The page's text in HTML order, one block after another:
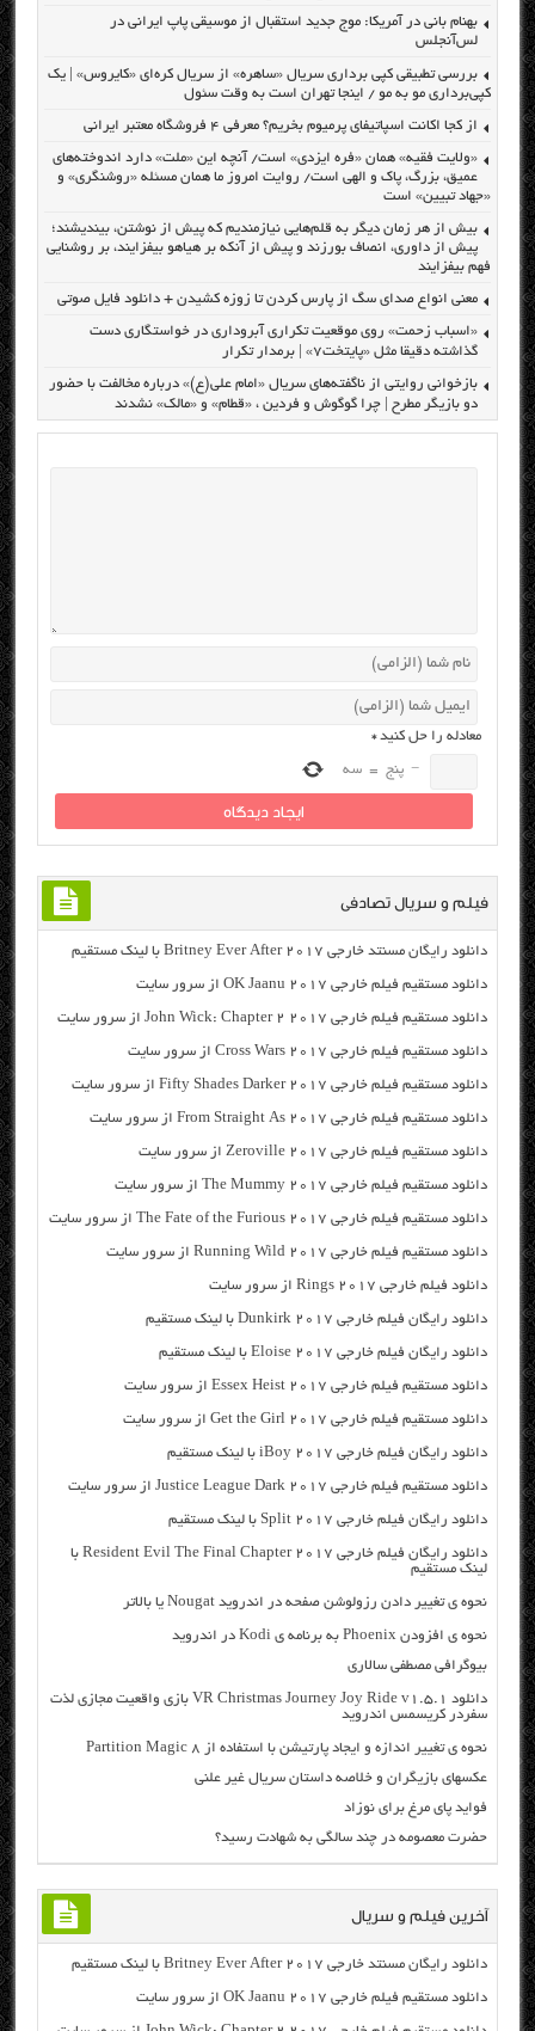
بهنام بانی در آمریکا: موج جدید استقبال از موسیقی پاپ ایرانی در
لس‌آنجلس
بررسی تطبیقی کپی برداری سریال «ساهره» از سریال کره‌ای «کایروس» | یک
کپی‌برداری مو به مو / اینجا تهران است به وقت سئول
از کجا اکانت اسپاتیفای پرمیوم بخریم؟ معرفی ۴ فروشگاه معتبر ایرانی
«ولایت فقیه» همان «فره ایزدی» است/ آنچه این «ملت» دارد اندوخته‌های
عمیق، بزرگ، پاک و الهی است/ روایت امروز ما همان مسئله «روشنگری» و
«جهاد تبیین» است
بیش از هر زمان دیگر به قلم‌هایی نیازمندیم که پیش از نوشتن، بیندیشند؛
پیش از داوری، انصاف بورزند و پیش از آنکه بر هیاهو بیفزایند، بر روشنایی
فهم بیفزایند
معنی انواع صدای سگ از پارس کردن تا زوزه کشیدن + دانلود فایل صوتی
«اسباب زحمت» روی موقعیت تکراری آبروداری در خواستگاری دست
گذاشته دقیقا مثل «پایتخت۷» | برمدار تکرار
بازخوانی روایتی از ناگفته‌های سریال «امام علی(ع)» درباره مخالفت با حضور
دو بازیگر مطرح | چرا گوگوش و فردین ، «قطام» و «مالک» نشدند
معادله را حل کنید*
− پنج = سه
فیلم و سریال تصادفی
دانلود رایگان مسنتد خارجی Britney Ever After 2017 با لینک مستقیم
دانلود مستقیم فیلم خارجی OK Jaanu 2017 از سرور سایت
دانلود مستقیم فیلم خارجی John Wick: Chapter 2 2017 از سرور سایت
دانلود مستقیم فیلم خارجی Cross Wars 2017 از سرور سایت
دانلود مستقیم فیلم خارجی Fifty Shades Darker 2017 از سرور سایت
دانلود مستقیم فیلم خارجی From Straight As 2017 از سرور سایت
دانلود مستقیم فیلم خارجی Zeroville 2017 از سرور سایت
دانلود مستقیم فیلم خارجی The Mummy 2017 از سرور سایت
دانلود مستقیم فیلم خارجی The Fate of the Furious 2017 از سرور سایت
دانلود مستقیم فیلم خارجی Running Wild 2017 از سرور سایت
دانلود فیلم خارجی Rings 2017 از سرور سایت
دانلود رایگان فیلم خارجی Dunkirk 2017 با لینک مستقیم
دانلود رایگان فیلم خارجی Eloise 2017 با لینک مستقیم
دانلود مستقیم فیلم خارجی Essex Heist 2017 از سرور سایت
دانلود مستقیم فیلم خارجی Get the Girl 2017 از سرور سایت
دانلود رایگان فیلم خارجی iBoy 2017 با لینک مستقیم
دانلود مستقیم فیلم خارجی Justice League Dark 2017 از سرور سایت
دانلود رایگان فیلم خارجی Split 2017 با لینک مستقیم
دانلود رایگان فیلم خارجی Resident Evil The Final Chapter 2017 با
لینک مستقیم
نحوه ي تغيير دادن رزولوشن صفحه در اندروید Nougat یا بالاتر
نحوه ي افزودن Phoenix به برنامه ی Kodi در اندروید
بیوگرافی مصطفی سالاری
دانلود VR Christmas Journey Joy Ride v1.5.1 بازی واقعیت مجازی لذت
سفردر کریسمس اندروید
نحوه ی تغییر اندازه و ایجاد پارتیشن با استفاده از Partition Magic 8
عکسهای بازیگران و خلاصه داستان سریال غیر علنی
فواید پای مرغ برای نوزاد
حضرت معصومه در چند سالگی به شهادت رسید؟
آخرین فیلم و سریال
دانلود رایگان مسنتد خارجی Britney Ever After 2017 با لینک مستقیم
دانلود مستقیم فیلم خارجی OK Jaanu 2017 از سرور سایت